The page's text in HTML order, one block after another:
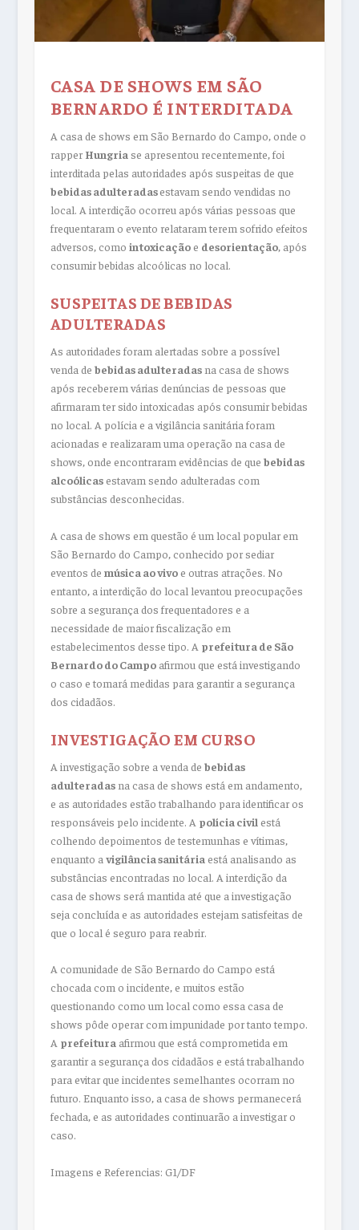
CASA DE SHOWS EM SÃO
BERNARDO É INTERDITADA
A casa de shows em São Bernardo do Campo, onde o
rapper Hungria se apresentou recentemente, foi
interditada pelas autoridades após suspeitas de que
bebidas adulteradasestavam sendo vendidas no
local. A interdição ocorreu após várias pessoas que
frequentaram o evento relataram terem sofrido efeitos
adversos, como intoxicaçãoe desorientação, após
consumir bebidas alcoólicas no local.
SUSPEITAS DE BEBIDAS
ADULTERADAS
As autoridades foram alertadas sobre a possível
venda de bebidas adulteradasna casa de shows
após receberem várias denúncias de pessoas que
afirmaram ter sido intoxicadas após consumir bebidas
no local. A polícia e a vigilância sanitária foram
acionadas e realizaram uma operação na casa de
shows, onde encontraram evidências de que bebidas
alcoólicasestavam sendo adulteradas com
substâncias desconhecidas.
A casa de shows em questão é um local popular em
São Bernardo do Campo, conhecido por sediar
eventos de música ao vivoe outras atrações. No
entanto, a interdição do local levantou preocupações
sobre a segurança dos frequentadores e a
necessidade de maior fiscalização em
estabelecimentos desse tipo. A prefeitura de São
Bernardo do Campoafirmou que está investigando
o caso e tomará medidas para garantir a segurança
dos cidadãos.
INVESTIGAÇÃO EM CURSO
A investigação sobre a venda de bebidas
adulteradasna casa de shows está em andamento,
e as autoridades estão trabalhando para identificar os
responsáveis pelo incidente. A polícia civil está
colhendo depoimentos de testemunhas e vítimas,
enquanto a vigilância sanitária está analisando as
substâncias encontradas no local. A interdição da
casa de shows será mantida até que a investigação
seja concluída e as autoridades estejam satisfeitas de
que o local é seguro para reabrir.
A comunidade de São Bernardo do Campo está
chocada com o incidente, e muitos estão
questionando como um local como essa casa de
shows pôde operar com impunidade por tanto tempo.
A prefeitura afirmou que está comprometida em
garantir a segurança dos cidadãos e está trabalhando
para evitar que incidentes semelhantes ocorram no
futuro. Enquanto isso, a casa de shows permanecerá
fechada, e as autoridades continuarão a investigar o
caso.
Imagens e Referencias: G1/DF